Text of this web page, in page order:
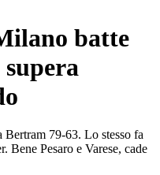
batte
79-63. Lo stesso fa
Bene Pesaro e Varese, cade